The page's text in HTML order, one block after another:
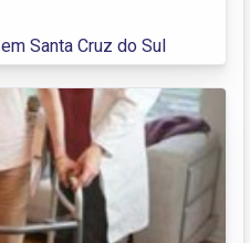
Santa Cruz do Sul